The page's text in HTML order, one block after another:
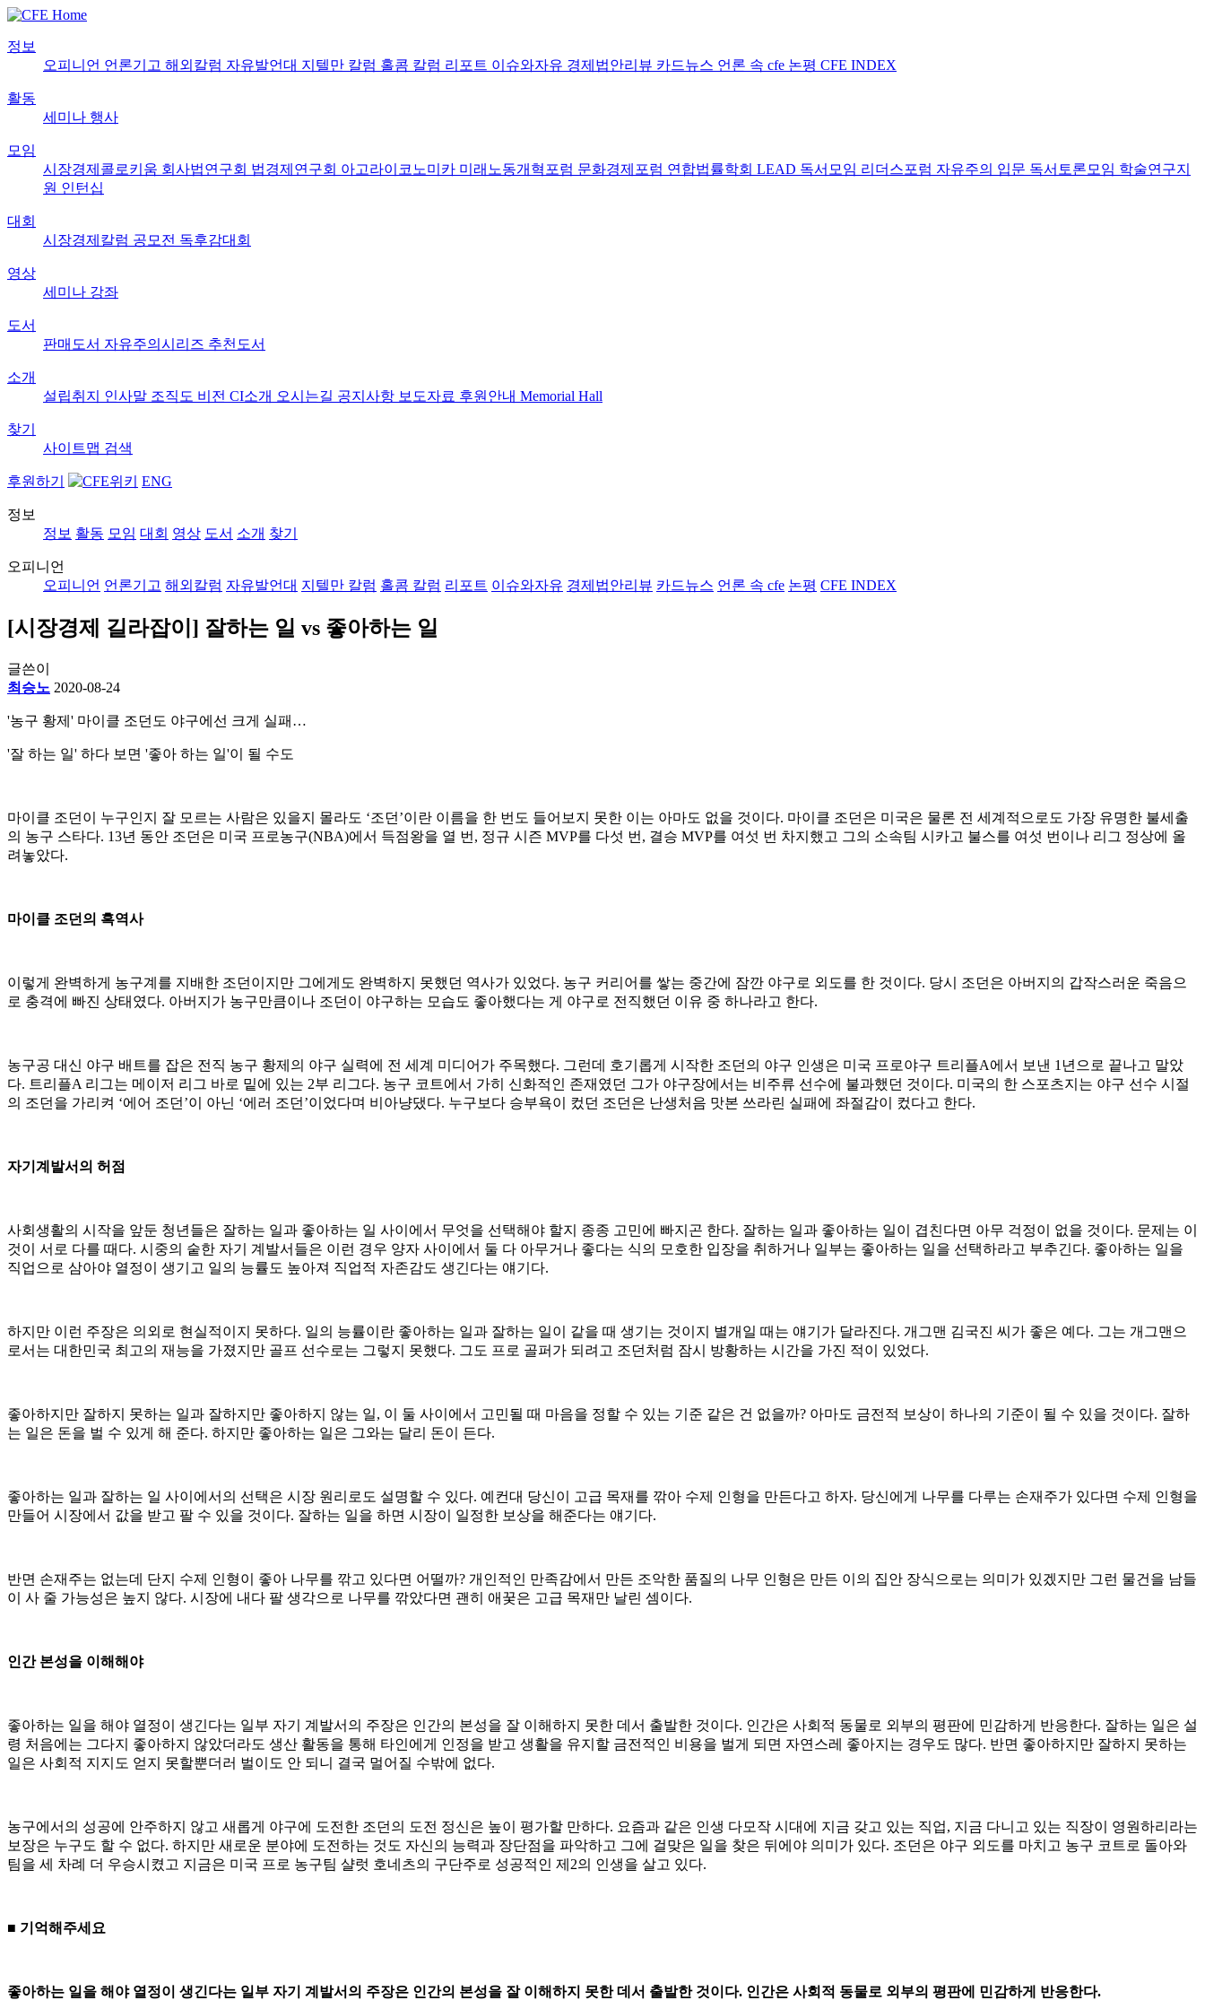
정보
오피니언 언론기고 해외칼럼 자유발언대 지텔만 칼럼 홀콤 칼럼 리포트 이슈와자유 경제법안리뷰 카드뉴스 언론 속 cfe 논평 CFE INDEX
활동
세미나 행사
모임
시장경제콜로키움 회사법연구회 법경제연구회 아고라이코노미카 미래노동개혁포럼 문화경제포럼 연합법률학회 LEAD 독서모임 리더스포럼 자유주의 입문 독서토론모임 학술연구지
원 인턴십
대회
시장경제칼럼 공모전 독후감대회
영상
세미나 강좌
도서
판매도서 자유주의시리즈 추천도서
소개
설립취지 인사말 조직도 비전 CI소개 오시는길 공지사항 보도자료 후원안내 Memorial Hall
찾기
사이트맵 검색
후원하기 ENG
정보
정보 활동 모임 대회 영상 도서 소개 찾기
오피니언
오피니언 언론기고 해외칼럼 자유발언대 지텔만 칼럼 홀콤 칼럼 리포트 이슈와자유 경제법안리뷰 카드뉴스 언론 속 cfe 논평 CFE INDEX
[시장경제 길라잡이] 잘하는 일 vs 좋아하는 일
글쓴이
최승노 2020-08-24
'농구 황제' 마이클 조던도 야구에선 크게 실패…
'잘 하는 일' 하다 보면 '좋아 하는 일'이 될 수도
마이클 조던이 누구인지 잘 모르는 사람은 있을지 몰라도 ‘조던’이란 이름을 한 번도 들어보지 못한 이는 아마도 없을 것이다. 마이클 조던은 미국은 물론 전 세계적으로도 가장 유명한 불세출
의 농구 스타다. 13년 동안 조던은 미국 프로농구(NBA)에서 득점왕을 열 번, 정규 시즌 MVP를 다섯 번, 결승 MVP를 여섯 번 차지했고 그의 소속팀 시카고 불스를 여섯 번이나 리그 정상에 올
려놓았다.
마이클 조던의 흑역사
이렇게 완벽하게 농구계를 지배한 조던이지만 그에게도 완벽하지 못했던 역사가 있었다. 농구 커리어를 쌓는 중간에 잠깐 야구로 외도를 한 것이다. 당시 조던은 아버지의 갑작스러운 죽음으
로 충격에 빠진 상태였다. 아버지가 농구만큼이나 조던이 야구하는 모습도 좋아했다는 게 야구로 전직했던 이유 중 하나라고 한다.
농구공 대신 야구 배트를 잡은 전직 농구 황제의 야구 실력에 전 세계 미디어가 주목했다. 그런데 호기롭게 시작한 조던의 야구 인생은 미국 프로야구 트리플A에서 보낸 1년으로 끝나고 말았
다. 트리플A 리그는 메이저 리그 바로 밑에 있는 2부 리그다. 농구 코트에서 가히 신화적인 존재였던 그가 야구장에서는 비주류 선수에 불과했던 것이다. 미국의 한 스포츠지는 야구 선수 시절
의 조던을 가리켜 ‘에어 조던’이 아닌 ‘에러 조던’이었다며 비아냥댔다. 누구보다 승부욕이 컸던 조던은 난생처음 맛본 쓰라린 실패에 좌절감이 컸다고 한다.
자기계발서의 허점
사회생활의 시작을 앞둔 청년들은 잘하는 일과 좋아하는 일 사이에서 무엇을 선택해야 할지 종종 고민에 빠지곤 한다. 잘하는 일과 좋아하는 일이 겹친다면 아무 걱정이 없을 것이다. 문제는 이
것이 서로 다를 때다. 시중의 숱한 자기 계발서들은 이런 경우 양자 사이에서 둘 다 아무거나 좋다는 식의 모호한 입장을 취하거나 일부는 좋아하는 일을 선택하라고 부추긴다. 좋아하는 일을
직업으로 삼아야 열정이 생기고 일의 능률도 높아져 직업적 자존감도 생긴다는 얘기다.
하지만 이런 주장은 의외로 현실적이지 못하다. 일의 능률이란 좋아하는 일과 잘하는 일이 같을 때 생기는 것이지 별개일 때는 얘기가 달라진다. 개그맨 김국진 씨가 좋은 예다. 그는 개그맨으
로서는 대한민국 최고의 재능을 가졌지만 골프 선수로는 그렇지 못했다. 그도 프로 골퍼가 되려고 조던처럼 잠시 방황하는 시간을 가진 적이 있었다.
좋아하지만 잘하지 못하는 일과 잘하지만 좋아하지 않는 일, 이 둘 사이에서 고민될 때 마음을 정할 수 있는 기준 같은 건 없을까? 아마도 금전적 보상이 하나의 기준이 될 수 있을 것이다. 잘하
는 일은 돈을 벌 수 있게 해 준다. 하지만 좋아하는 일은 그와는 달리 돈이 든다.
좋아하는 일과 잘하는 일 사이에서의 선택은 시장 원리로도 설명할 수 있다. 예컨대 당신이 고급 목재를 깎아 수제 인형을 만든다고 하자. 당신에게 나무를 다루는 손재주가 있다면 수제 인형을
만들어 시장에서 값을 받고 팔 수 있을 것이다. 잘하는 일을 하면 시장이 일정한 보상을 해준다는 얘기다.
반면 손재주는 없는데 단지 수제 인형이 좋아 나무를 깎고 있다면 어떨까? 개인적인 만족감에서 만든 조악한 품질의 나무 인형은 만든 이의 집안 장식으로는 의미가 있겠지만 그런 물건을 남들
이 사 줄 가능성은 높지 않다. 시장에 내다 팔 생각으로 나무를 깎았다면 괜히 애꿎은 고급 목재만 날린 셈이다.
인간 본성을 이해해야
좋아하는 일을 해야 열정이 생긴다는 일부 자기 계발서의 주장은 인간의 본성을 잘 이해하지 못한 데서 출발한 것이다. 인간은 사회적 동물로 외부의 평판에 민감하게 반응한다. 잘하는 일은 설
령 처음에는 그다지 좋아하지 않았더라도 생산 활동을 통해 타인에게 인정을 받고 생활을 유지할 금전적인 비용을 벌게 되면 자연스레 좋아지는 경우도 많다. 반면 좋아하지만 잘하지 못하는
일은 사회적 지지도 얻지 못할뿐더러 벌이도 안 되니 결국 멀어질 수밖에 없다.
농구에서의 성공에 안주하지 않고 새롭게 야구에 도전한 조던의 도전 정신은 높이 평가할 만하다. 요즘과 같은 인생 다모작 시대에 지금 갖고 있는 직업, 지금 다니고 있는 직장이 영원하리라는
보장은 누구도 할 수 없다. 하지만 새로운 분야에 도전하는 것도 자신의 능력과 장단점을 파악하고 그에 걸맞은 일을 찾은 뒤에야 의미가 있다. 조던은 야구 외도를 마치고 농구 코트로 돌아와
팀을 세 차례 더 우승시켰고 지금은 미국 프로 농구팀 샬럿 호네츠의 구단주로 성공적인 제2의 인생을 살고 있다.
■ 기억해주세요
좋아하는 일을 해야 열정이 생긴다는 일부 자기 계발서의 주장은 인간의 본성을 잘 이해하지 못한 데서 출발한 것이다. 인간은 사회적 동물로 외부의 평판에 민감하게 반응한다.